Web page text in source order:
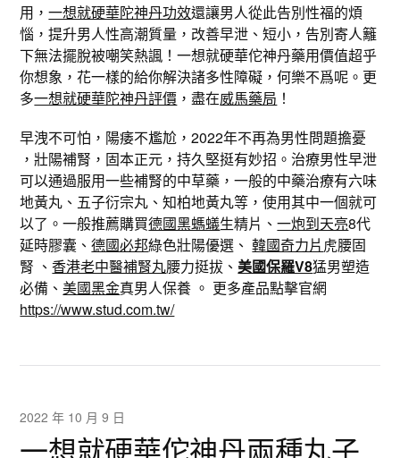
用，一想就硬華陀神丹功效還讓男人從此告別性福的煩
惱，提升男人性高潮質量，改善早泄、短小，告別寄人籬
下無法擺脫被嘲笑熱諷！一想就硬華佗神丹藥用價值超乎
你想象，花一樣的給你解決諸多性障礙，何樂不爲呢。更
多一想就硬華陀神丹評價 ，盡在威馬藥局 ！
早洩不可怕，陽痿不尷尬，2022年不再為男性問題擔憂
，壯陽補腎，固本正元，持久堅挺有妙招。治療男性早泄
可以通過服用一些補腎的中草藥，一般的中藥治療有六味
地黃丸、五子衍宗丸、知柏地黃丸等，使用其中一個就可
以了。一般推薦購買德國黑螞蟻生精片、一炮到天亮8代
延時膠囊、德國必邦綠色壯陽優選、韓國奇力片虎腰固
腎 、香港老中醫補腎丸腰力挺拔、美國保羅V8猛男塑造
必備、美國黑金真男人保養 。 更多產品點擊官網
https://www.stud.com.tw/
2022 年 10 月 9 日